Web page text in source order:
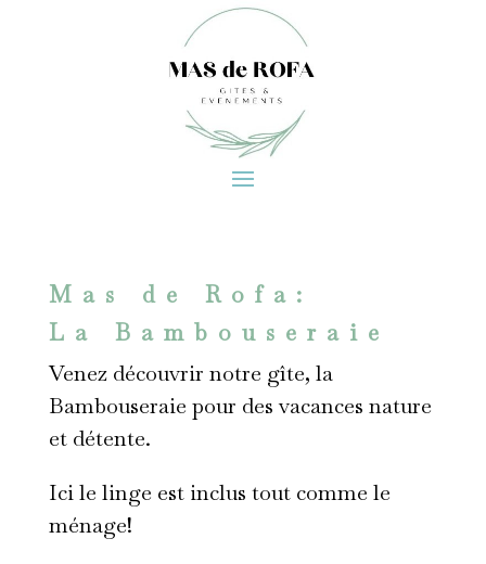
Mas de Rofa:
La Bambouseraie
Venez découvrir notre gîte, la
Bambouseraie pour des vacances nature
et détente.
Ici le linge est inclus tout comme le
ménage!